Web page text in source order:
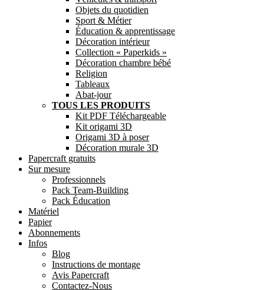
Objets du quotidien
Sport & Métier
Éducation & apprentissage
Décoration intérieur
Collection « Paperkids »
Décoration chambre bébé
Religion
Tableaux
Abat-jour
TOUS LES PRODUITS
Kit PDF Téléchargeable
Kit origami 3D
Origami 3D à poser
Décoration murale 3D
Papercraft gratuits
Sur mesure
Professionnels
Pack Team-Building
Pack Éducation
Matériel
Papier
Abonnements
Infos
Blog
Instructions de montage
Avis Papercraft
Contactez-Nous